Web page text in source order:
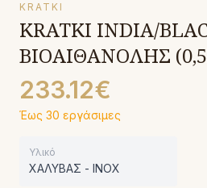
Σχετικά
KRATKI
KRATKI INDIA/
ΒΙΟΑΙΘΑΝΟΛΗΣ
233.12€
Έως 30 εργάσιμες
Υλικό
ΧΑΛΥΒΑΣ - INOX